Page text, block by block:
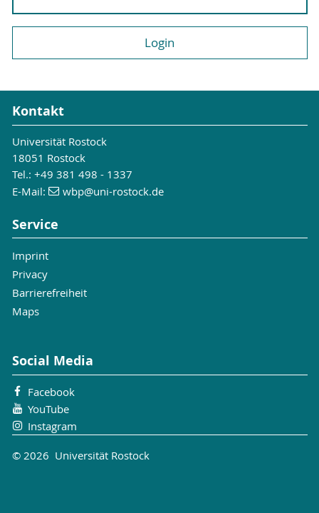
Kontakt
Universität Rostock
18051 Rostock
Tel.: +49 381 498 - 1337
E-Mail:
wbp@uni-rostock.de
Service
Imprint
Privacy
Barrierefreiheit
Maps
Social Media
Facebook
YouTube
Instagram
© 2026 Universität Rostock